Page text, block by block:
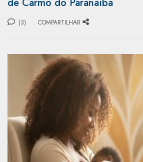
de Carmo do Paranaíba
(3) COMPARTILHAR